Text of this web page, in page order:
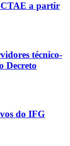
a partir
técnico-
Decreto
do IFG